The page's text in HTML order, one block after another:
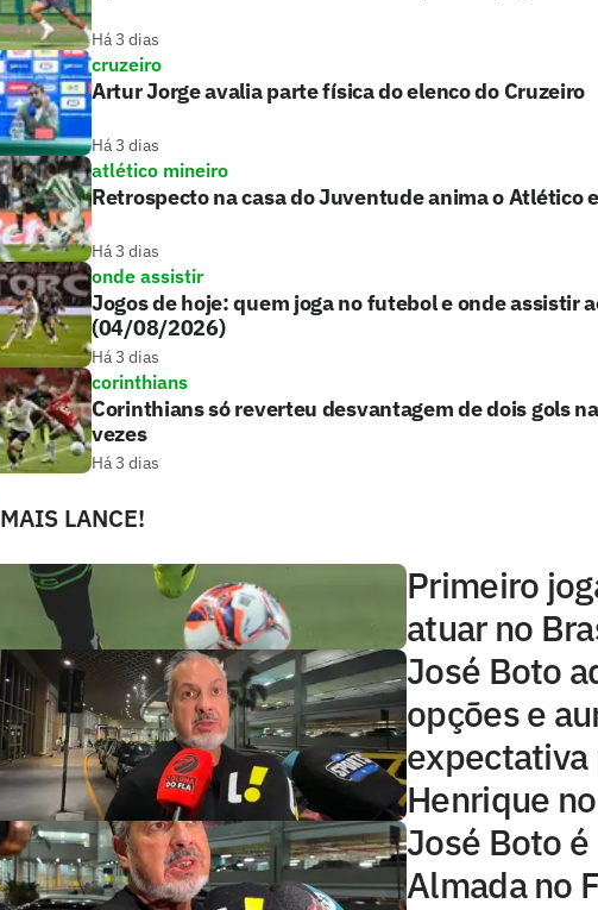
Há 3 dias
cruzeiro
Artur Jorge avalia parte física do elenco do Cruzeiro
Há 3 dias
atlético mineiro
Retrospecto na casa do Juventude anima o Atlético
Há 3 dias
onde assistir
Jogos de hoje: quem joga no futebol e onde assistir
(04/08/2026)
Há 3 dias
corinthians
Corinthians só reverteu desvantagem de dois gols
vezes
Há 3 dias
MAIS LANCE!
Primeiro
atuar no
José Boto
opções e
expectativa
Henrique
José Boto
Almada no